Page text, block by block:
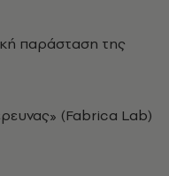
παράσταση της
(Fabrica Lab)